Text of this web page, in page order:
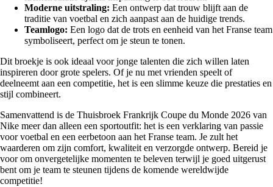
Moderne uitstraling: Een ontwerp dat trouw blijft aan de
traditie van voetbal en zich aanpast aan de huidige trends.
Teamlogo: Een logo dat de trots en eenheid van het Franse team
symboliseert, perfect om je steun te tonen.
Dit broekje is ook ideaal voor jonge talenten die zich willen laten
inspireren door grote spelers. Of je nu met vrienden speelt of
deelneemt aan een competitie, het is een slimme keuze die prestaties en
stijl combineert.
Samenvattend is de Thuisbroek Frankrijk Coupe du Monde 2026 van
Nike meer dan alleen een sportoutfit: het is een verklaring van passie
voor voetbal en een eerbetoon aan het Franse team. Je zult het
waarderen om zijn comfort, kwaliteit en verzorgde ontwerp. Bereid je
voor om onvergetelijke momenten te beleven terwijl je goed uitgerust
bent om je team te steunen tijdens de komende wereldwijde
competitie!